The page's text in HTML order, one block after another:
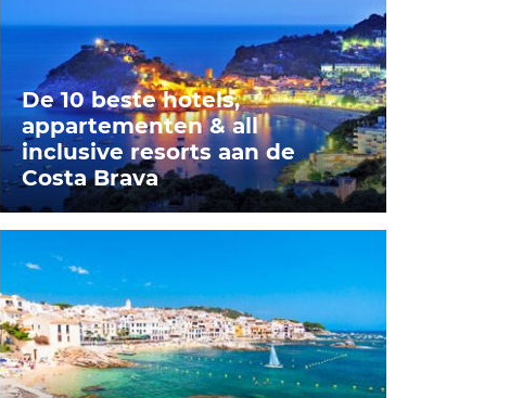
De 10 beste hotels,
appartementen & all
inclusive resorts aan de
Costa Brava